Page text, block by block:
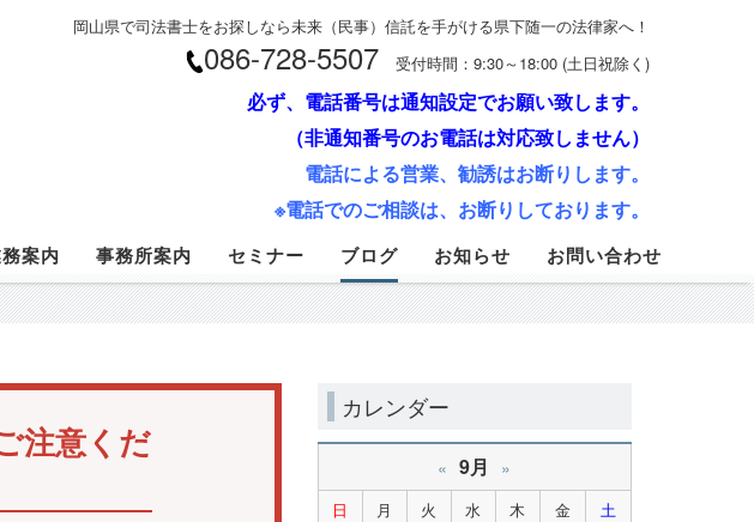
岡山県で司法書士をお探しなら未来（民事）信託を手がける県下随一の法律家へ！
086-728-5507 受付時間：9:30～18:00 (土日祝除く)
必ず、電話番号は通知設定でお願い致します。
（非通知番号のお電話は対応致しません）
電話による営業、勧誘はお断りします。
※電話でのご相談は、お断りしております。
案内 事務所案内 セミナー ブログ お知らせ お問い合わせ
注意くだ
カレンダー
« 9月 »
日 月 火 水 木 金 土